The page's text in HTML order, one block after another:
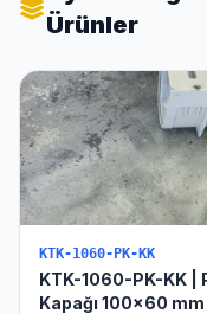
Ürünler
KTK-1060-PK-KK
KTK-1060-PK-KK |
Kapağı 100x60 mm